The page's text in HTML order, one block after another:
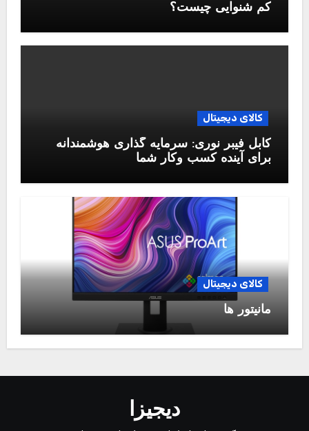
کم شنوایی چیست؟
کالای دیجیتال
کابل فیبر نوری: سرمایه گذاری هوشمندانه
برای آینده کسب وکار شما
کالای دیجیتال
مانیتور ها
دیجیزا